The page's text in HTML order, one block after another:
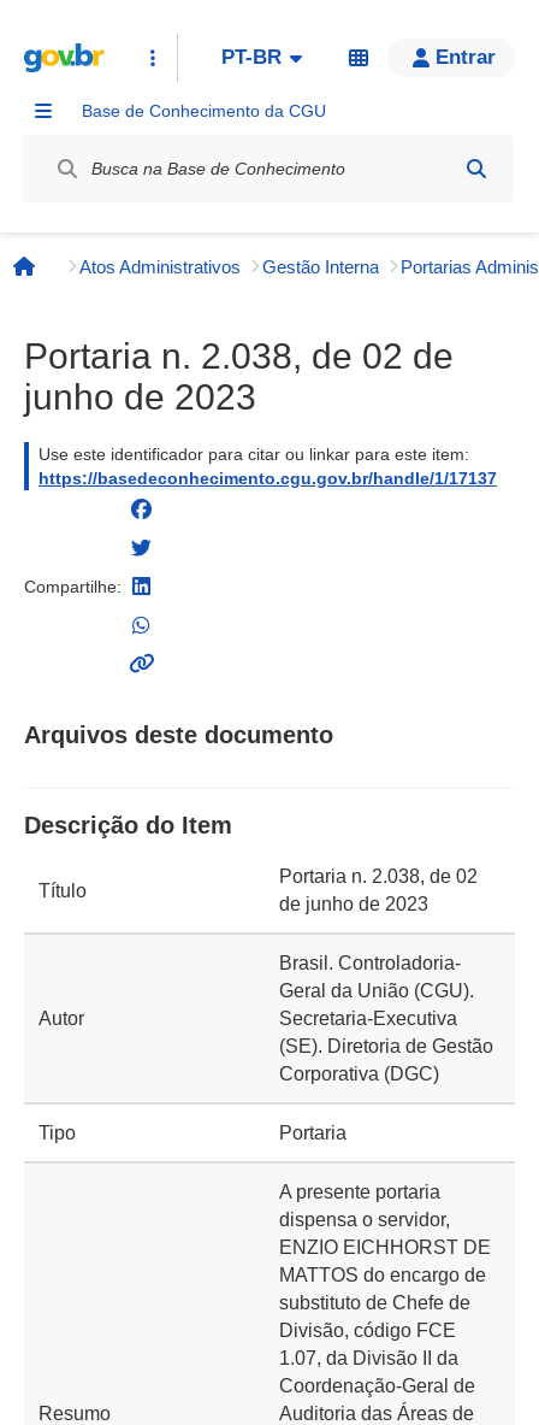
PT-BR Entrar
Base de Conhecimento da CGU
Página inicial
Atos Administrativos Gestão Interna
Portaria n. 2.038, de 02 de
junho de 2023
Use este identificador para citar ou linkar para este item:
https://basedeconhecimento.cgu.gov.br/handle/1/17137
Compartilhe:
Arquivos deste documento
Descrição do Item
Título
Portaria n. 2.038, de 02
de junho de 2023
Autor
Brasil. Controladoria-
Geral da União (CGU).
Secretaria-Executiva
(SE). Diretoria de Gestão
Corporativa (DGC)
Tipo Portaria
Resumo
A presente portaria
dispensa o servidor,
ENZIO EICHHORST DE
MATTOS do encargo de
substituto de Chefe de
Divisão, código FCE
1.07, da Divisão II da
Coordenação-Geral de
Auditoria das Áreas de